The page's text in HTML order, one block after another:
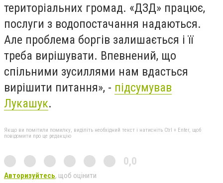
територіальних громад. «ДЗД» працює,
послуги з водопостачання надаються.
Але проблема боргів залишається і її
треба вирішувати. Впевнений, що
спільними зусиллями нам вдасться
вирішити питання», - підсумував
Лукашук.
Якщо ви помітили помилку, виділіть необхідний текст і натисніть Ctrl + Enter, щоб
повідомити про це редакцію
0,0
Авторизуйтесь, щоб оцінити